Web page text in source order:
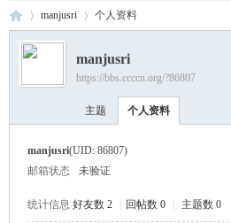
›
manjusri 个人资料
manjusri
https://bbs.ccccn.org/?86807
主题 个人资料
manjusri(UID: 86807)
邮箱状态
未验证
统计信息 好友数 2 回帖数 0 主题数 0